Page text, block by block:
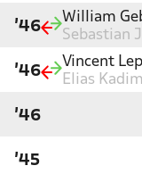
'46
William
Sebastian
'46
Vincent
Elias Kadim
'46
'45